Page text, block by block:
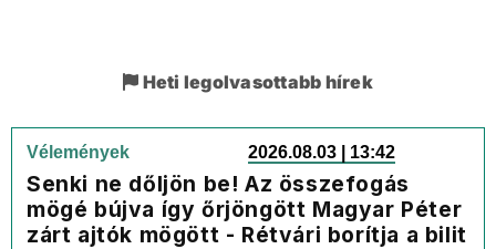
Heti legolvasottabb hírek
Vélemények 2026.08.03 | 13:42
Senki ne dőljön be! Az összefogás
mögé bújva így őrjöngött Magyar Péter
zárt ajtók mögött - Rétvári borítja a bilit